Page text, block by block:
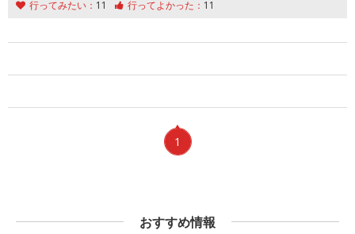
行ってみたい： 11 行ってよかった： 11
1
おすすめ情報